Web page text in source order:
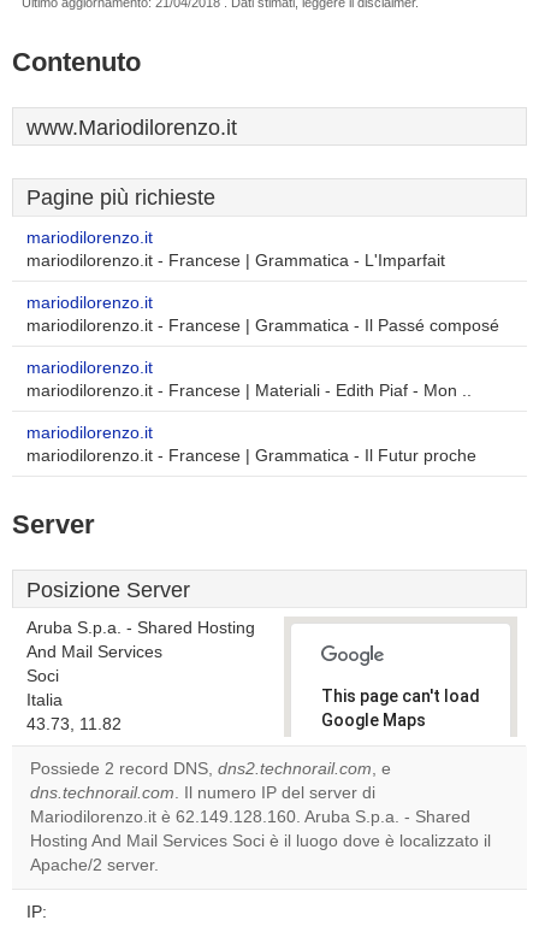
Contenuto
www.Mariodilorenzo.it
Pagine più richieste
mariodilorenzo.it
mariodilorenzo.it - Francese | Grammatica - L'Imparfait
mariodilorenzo.it
mariodilorenzo.it - Francese | Grammatica - Il Passé composé
mariodilorenzo.it
mariodilorenzo.it - Francese | Materiali - Edith Piaf - Mon ..
mariodilorenzo.it
mariodilorenzo.it - Francese | Grammatica - Il Futur proche
Server
Posizione Server
Aruba S.p.a. - Shared Hosting
And Mail Services
Soci
Italia
43.73, 11.82
This page can't load
Google Maps
correctly.
Do you
own this
website?
OK
Possiede 2 record DNS, dns2.technorail.com, e
dns.technorail.com. Il numero IP del server di
Mariodilorenzo.it è 62.149.128.160. Aruba S.p.a. - Shared
Hosting And Mail Services Soci è il luogo dove è localizzato il
Apache/2 server.
IP: